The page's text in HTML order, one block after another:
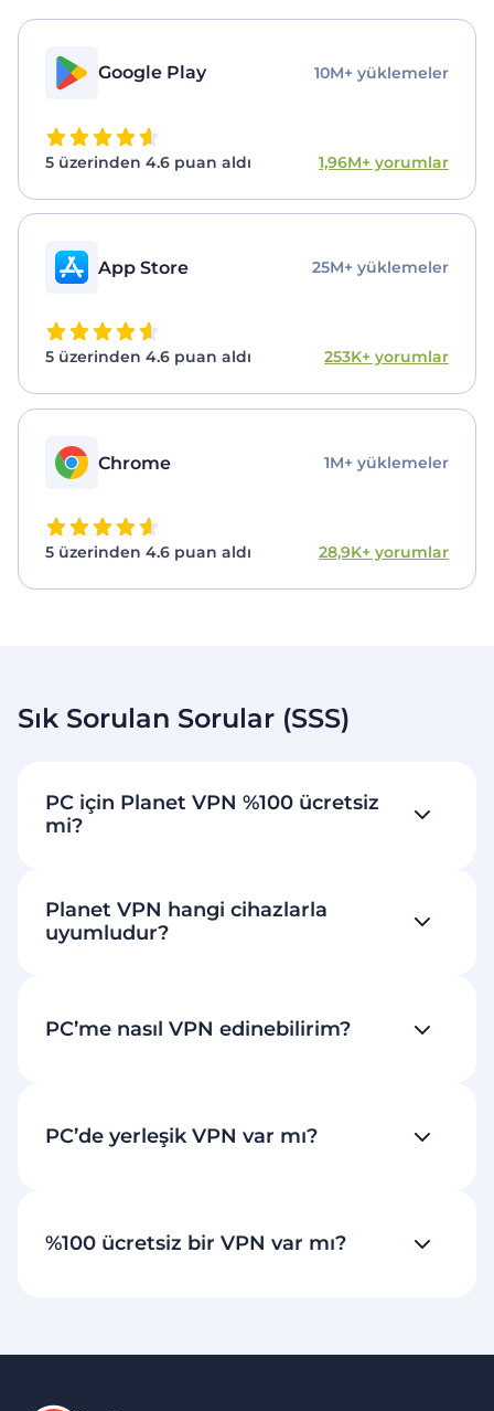
Google Play 10M+ yüklemeler
5 üzerinden 4.6 puan aldı 1,96M+ yorumlar
App Store 25M+ yüklemeler
5 üzerinden 4.6 puan aldı 253K+ yorumlar
Chrome 1M+ yüklemeler
5 üzerinden 4.6 puan aldı 28,9K+ yorumlar
Sık Sorulan Sorular (SSS)
PC için Planet VPN %100 ücretsiz
mi?
Planet VPN hangi cihazlarla
uyumludur?
PC’me nasıl VPN edinebilirim?
PC’de yerleşik VPN var mı?
%100 ücretsiz bir VPN var mı?